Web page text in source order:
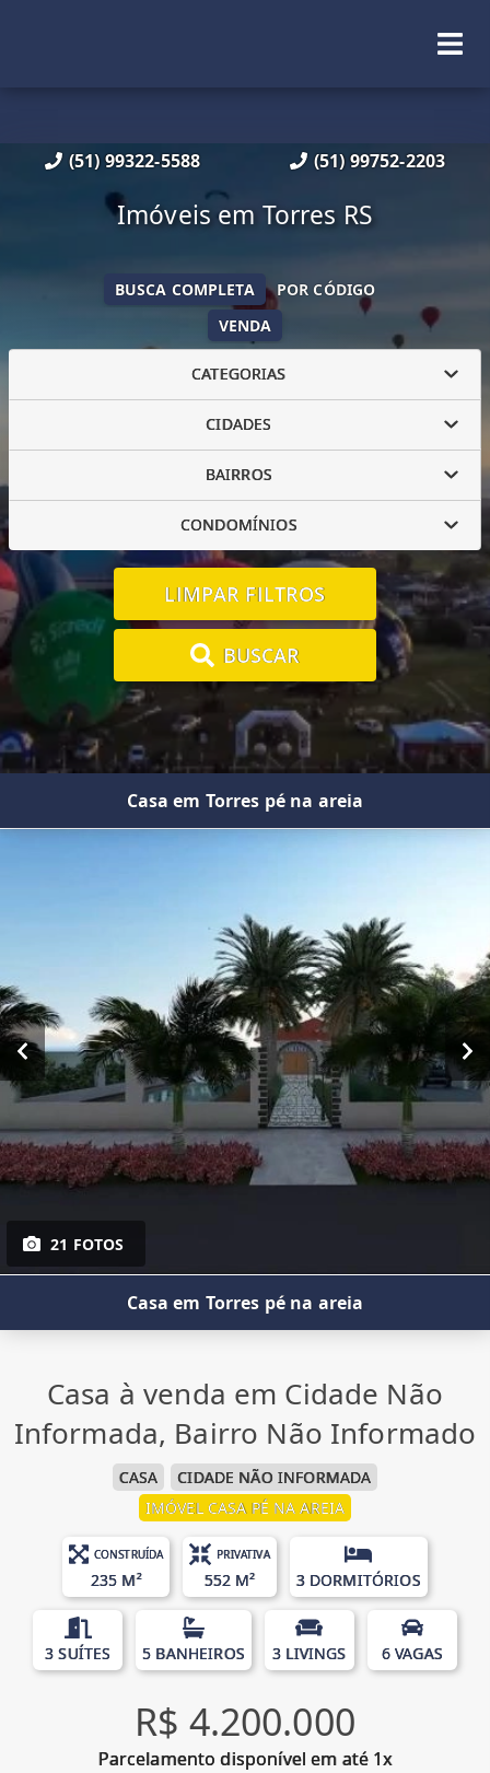
(51) 99322-5588 (51) 99752-2203
Imóveis em Torres RS
VENDA
BUSCA COMPLETA POR CÓDIGO
CATEGORIAS
CIDADES
BAIRROS
CONDOMÍNIOS
LIMPAR FILTROS
BUSCAR
Casa em Torres pé na areia
21 FOTOS
Casa em Torres pé na areia
Casa à venda em Cidade Não
Informada, Bairro Não Informado
CASA
CIDADE NÃO INFORMADA
IMÓVEL CASA PÉ NA AREIA
CONSTRUÍDA
235 M²
PRIVATIVA
552 M² 3 DORMITÓRIOS
3 SUÍTES 5 BANHEIROS 3 LIVINGS 6 VAGAS
R$ 4.200.000
Parcelamento disponível em até 1x